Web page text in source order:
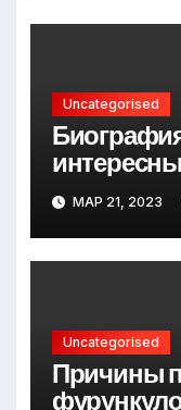
Uncategorised
и путь к
МАР 21, 2023
Uncategorised
Причины